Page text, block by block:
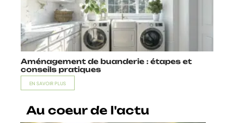
Aménagement de buanderie : étapes et
conseils pratiques
EN SAVOIR PLUS
Au coeur de l'actu